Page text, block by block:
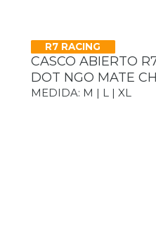
R7 RACING
CASCO ABIERTO
DOT NGO MATE
MEDIDA: M | L | XL